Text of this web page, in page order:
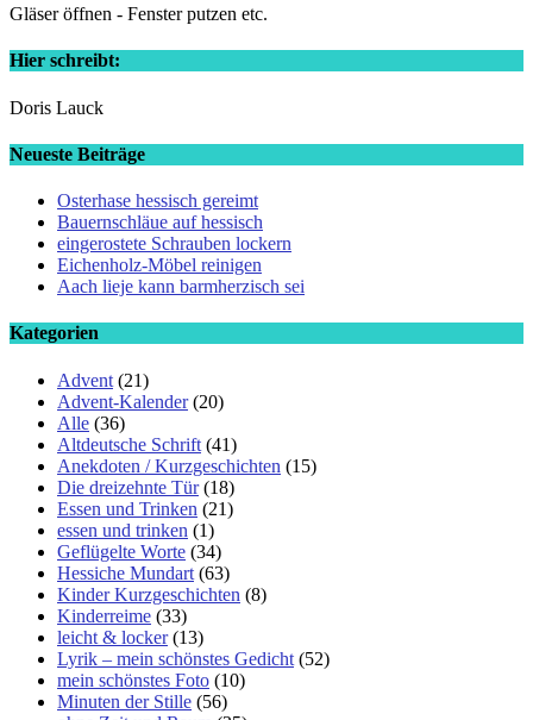
Gläser öffnen - Fenster putzen etc.
Hier schreibt:
Doris Lauck
Neueste Beiträge
Osterhase hessisch gereimt
Bauernschläue auf hessisch
eingerostete Schrauben lockern
Eichenholz-Möbel reinigen
Aach lieje kann barmherzisch sei
Kategorien
Advent (21)
Advent-Kalender(20)
Alle (36)
Altdeutsche Schrift (41)
Anekdoten / Kurzgeschichten (15)
Die dreizehnte Tür(18)
Essen und Trinken (21)
essen und trinken (1)
Geflügelte Worte (34)
Hessiche Mundart (63)
Kinder Kurzgeschichten (8)
Kinderreime (33)
leicht & locker(13)
Lyrik – mein schönstes Gedicht (52)
mein schönstes Foto (10)
Minuten der Stille (56)